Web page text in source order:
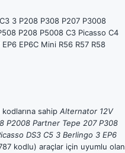
3 P208 P308 P207 P3008
P208 P5008 C3 Picasso C4
EP6C Mini R56 R57 R58
sahip Alternator 12V
P2008 Partner Tepe 207 P308
DS3 C5 3 Berlingo 3 EP6
kodlu) araçlar için uyumlu olan